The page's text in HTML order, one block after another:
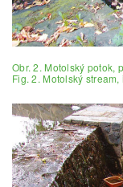
Obr. 2. Motolský potok,
Fig. 2. Motolský